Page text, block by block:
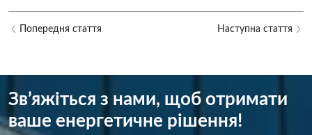
Попередня стаття Наступна стаття
Зв’яжіться з нами, щоб отримати
ваше енергетичне рішення!